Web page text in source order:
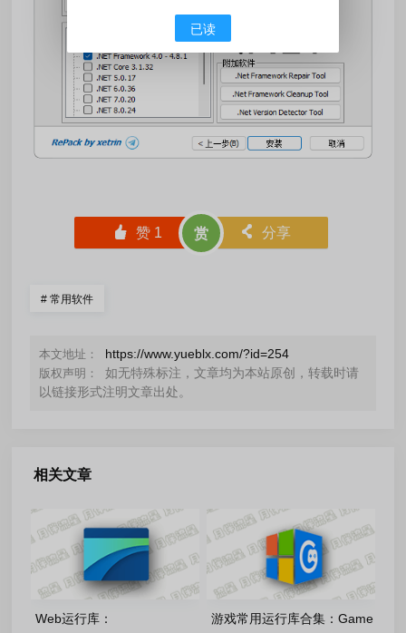
󰄼 赞 1 赏 󰄯 分享
# 常用软件
本文地址： https://www.yueblx.com/?id=254
版权声明：
如无特殊标注，文章均为本站原创，转载时请
以链接形式注明文章出处。
相关文章
Web运行库：
游戏常用运行库合集：Game
已读